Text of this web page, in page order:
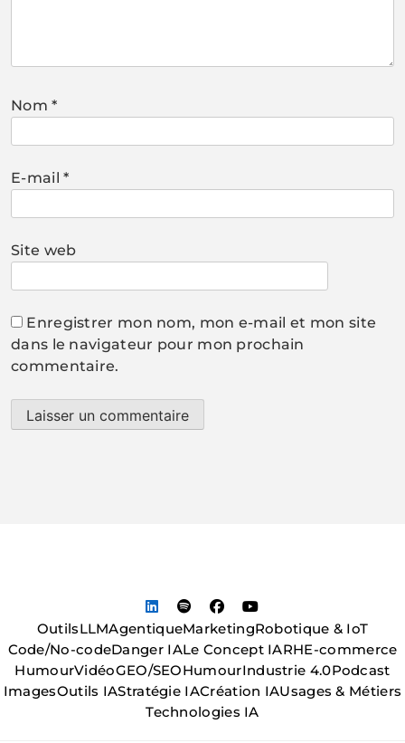
Nom*
E-mail*
Site web
Enregistrer mon nom, mon e-mail et mon site
dans le navigateur pour mon prochain
commentaire.
OutilsLLMAgentiqueMarketingRobotique & IoT
Code/No-codeDanger IALe Concept IARHE-commerce
HumourVidéoGEO/SEOHumourIndustrie 4.0Podcast
ImagesOutils IAStratégie IACréation IAUsages & Métiers
Technologies IA